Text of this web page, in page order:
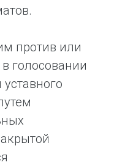
против или
голосовании